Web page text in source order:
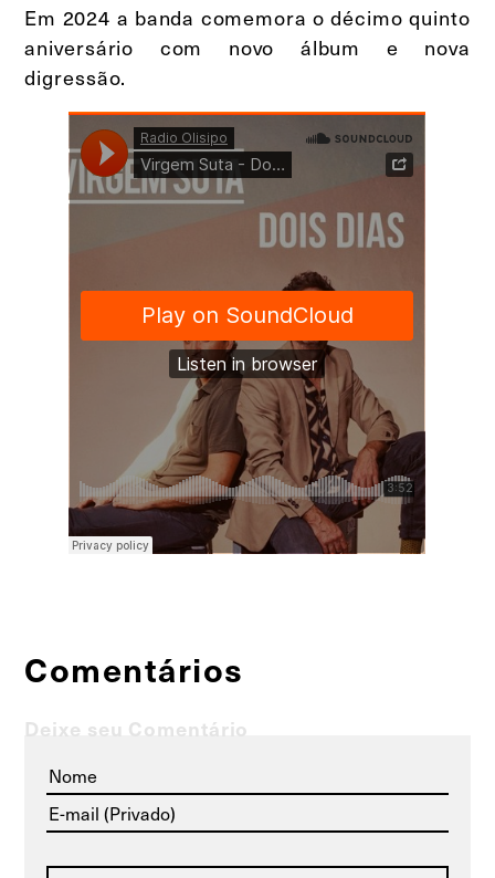
Em 2024 a banda comemora o décimo quinto
aniversário com novo álbum e nova
digressão.
Comentários
Deixe seu Comentário